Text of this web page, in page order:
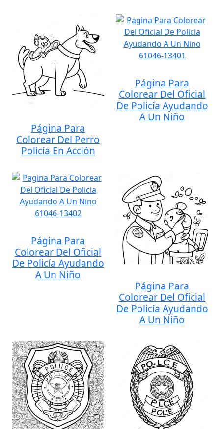
Página Para
Colorear Del Perro
Policía En Acción
Página Para
Colorear Del Oficial
De Policía Ayudando
A Un Niño
Página Para
Colorear Del Oficial
De Policía Ayudando
A Un Niño
Página Para
Colorear Del Oficial
De Policía Ayudando
A Un Niño